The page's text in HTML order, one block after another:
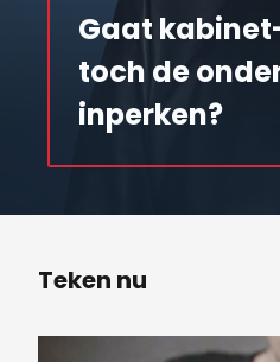
Gaat
toch de
inperken?
Teken nu